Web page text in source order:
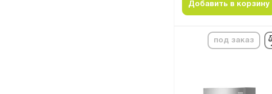
Добавить в корзину
под заказ